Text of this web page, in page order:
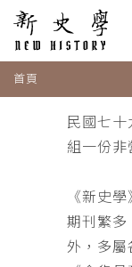
首頁
民國七
組一份
《新史
期刊繁多
外，多屬